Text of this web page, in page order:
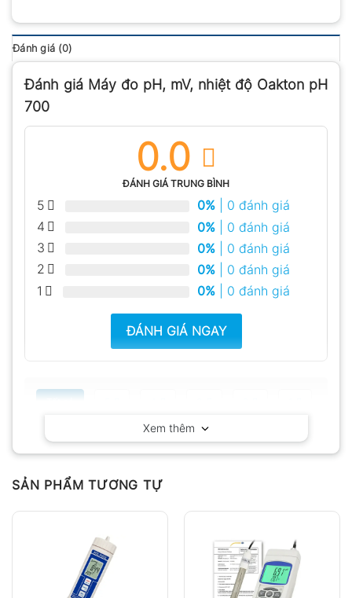
Đánh giá (0)
Đánh giá Máy đo pH, mV, nhiệt độ Oakton pH
700
0.0
ĐÁNH GIÁ TRUNG BÌNH
5 0% | 0 đánh giá
4
0% | 0 đánh giá
3
0% | 0 đánh giá
2
0% | 0 đánh giá
1
0% | 0 đánh giá
ĐÁNH GIÁ NGAY
Có ảnh
Chưa có đánh giá nào.
Xem thêm
SẢN PHẨM TƯƠNG TỰ